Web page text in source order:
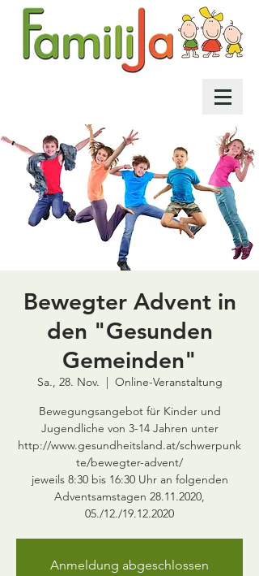
Bewegter Advent in
den "Gesunden
Gemeinden"
Sa., 28. Nov.
  |
Online-Veranstaltung
Bewegungsangebot für Kinder und
Jugendliche von 3-14 Jahren unter
http://www.gesundheitsland.at/schwerpunk
te/bewegter-advent/
jeweils 8:30 bis 16:30 Uhr an folgenden
Adventsamstagen 28.11.2020,
05./12./19.12.2020
Anmeldung abgeschlossen